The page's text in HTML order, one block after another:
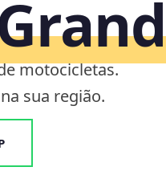
motocicletas.
sua região.